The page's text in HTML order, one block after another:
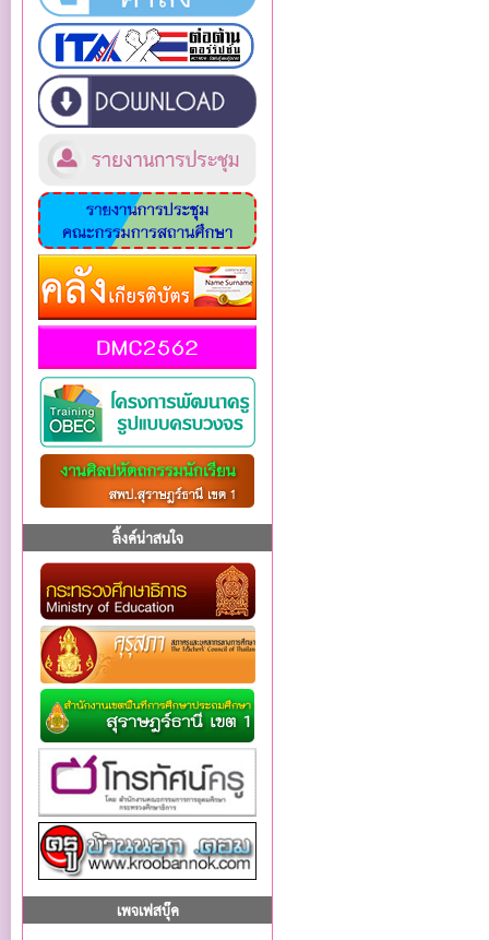
ลิ้งค์น่าสนใจ
เพจเฟสบุ๊ค